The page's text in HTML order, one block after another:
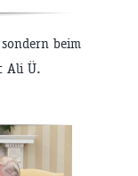
beim
Ali Ü.